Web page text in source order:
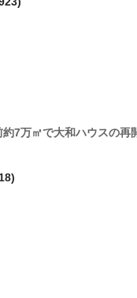
約7万㎡で大和ハウスの再